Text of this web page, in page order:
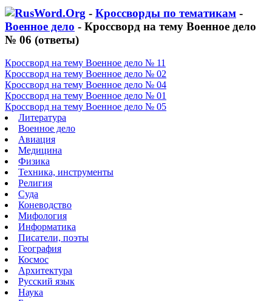
- Кроссворды по тематикам -
Военное дело - Кроссворд на тему Военное дело
№ 06 (ответы)
Кроссворд на тему Военное дело № 11
Кроссворд на тему Военное дело № 02
Кроссворд на тему Военное дело № 04
Кроссворд на тему Военное дело № 01
Кроссворд на тему Военное дело № 05
Литература
Военное дело
Авиация
Медицина
Физика
Техника, инструменты
Религия
Суда
Коневодство
Мифология
Информатика
Писатели, поэты
География
Космос
Архитектура
Русский язык
Наука